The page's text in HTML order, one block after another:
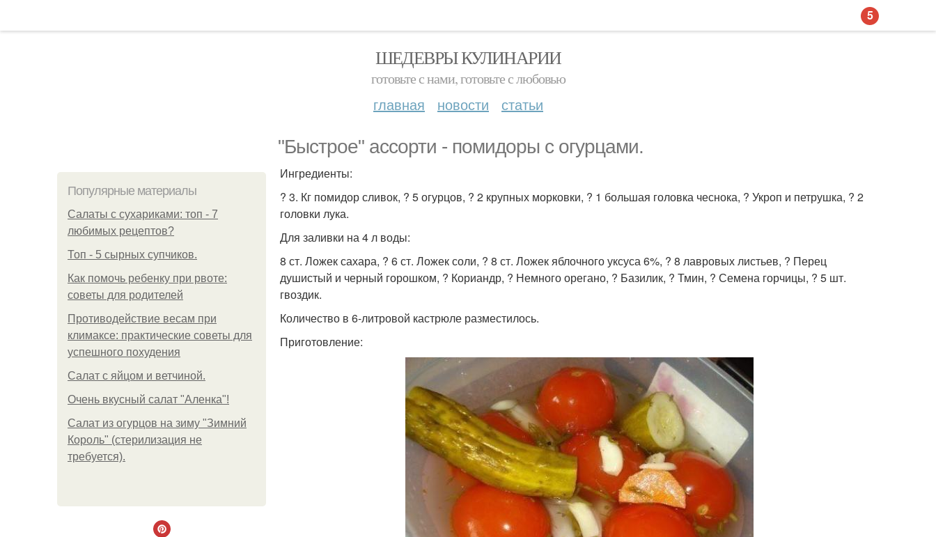
ШЕДЕВРЫ КУЛИНАРИИ
готовьте с нами, готовьте с любовью
главная новости статьи
"Быстрое" ассорти - помидоры с огурцами.
Популярные материалы
Салаты с сухариками: топ - 7
любимых рецептов?
Топ - 5 сырных супчиков.
Как помочь ребенку при рвоте:
советы для родителей
Противодействие весам при
климаксе: практические советы для
успешного похудения
Салат с яйцом и ветчиной.
Очень вкусный салат "Аленка"!
Салат из огурцов на зиму "Зимний
Король" (стерилизация не
требуется).
Ингредиенты:
? 3. Кг помидор сливок, ? 5 огурцов, ? 2 крупных морковки, ? 1 большая головка чеснока, ? Укроп и петрушка, ? 2
головки лука.
Для заливки на 4 л воды:
8 ст. Ложек сахара, ? 6 ст. Ложек соли, ? 8 ст. Ложек яблочного уксуса 6%, ? 8 лавровых листьев, ? Перец
душистый и черный горошком, ? Кориандр, ? Немного орегано, ? Базилик, ? Тмин, ? Семена горчицы, ? 5 шт.
гвоздик.
Количество в 6-литровой кастрюле разместилось.
Приготовление:
5